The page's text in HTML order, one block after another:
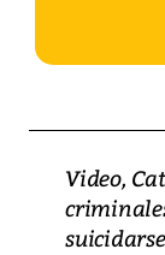
Video,